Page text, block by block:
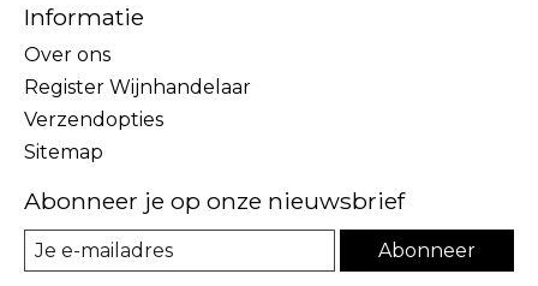
Informatie
Over ons
Register Wijnhandelaar
Verzendopties
Sitemap
Abonneer je op onze nieuwsbrief
Abonneer